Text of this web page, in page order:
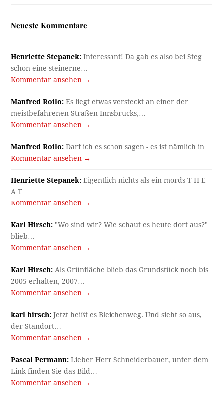
Neueste Kommentare
Henriette Stepanek: Interessant! Da gab es also bei Steg
schon eine steinerne…
Kommentar ansehen →
Manfred Roilo: Es liegt etwas versteckt an einer der
meistbefahrenen Straßen Innsbrucks,…
Kommentar ansehen →
Manfred Roilo: Darf ich es schon sagen - es ist nämlich in…
Kommentar ansehen →
Henriette Stepanek: Eigentlich nichts als ein mords T H E
A T…
Kommentar ansehen →
Karl Hirsch: "Wo sind wir? Wie schaut es heute dort aus?"
blieb…
Kommentar ansehen →
Karl Hirsch: Als Grünfläche blieb das Grundstück noch bis
2005 erhalten, 2007…
Kommentar ansehen →
karl hirsch: Jetzt heißt es Bleichenweg. Und sieht so aus,
der Standort…
Kommentar ansehen →
Pascal Permann: Lieber Herr Schneiderbauer, unter dem
Link finden Sie das Bild…
Kommentar ansehen →